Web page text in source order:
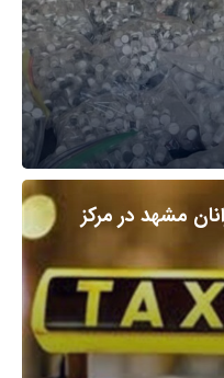
مشهد در مرکز